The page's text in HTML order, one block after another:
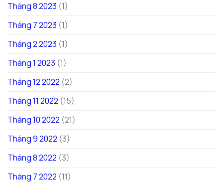
Tháng 8 2023 (1)
Tháng 7 2023 (1)
Tháng 2 2023 (1)
Tháng 1 2023 (1)
Tháng 12 2022 (2)
Tháng 11 2022 (15)
Tháng 10 2022 (21)
Tháng 9 2022 (3)
Tháng 8 2022 (3)
Tháng 7 2022 (11)